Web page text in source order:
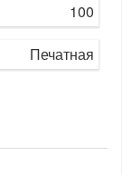
100
Печатная